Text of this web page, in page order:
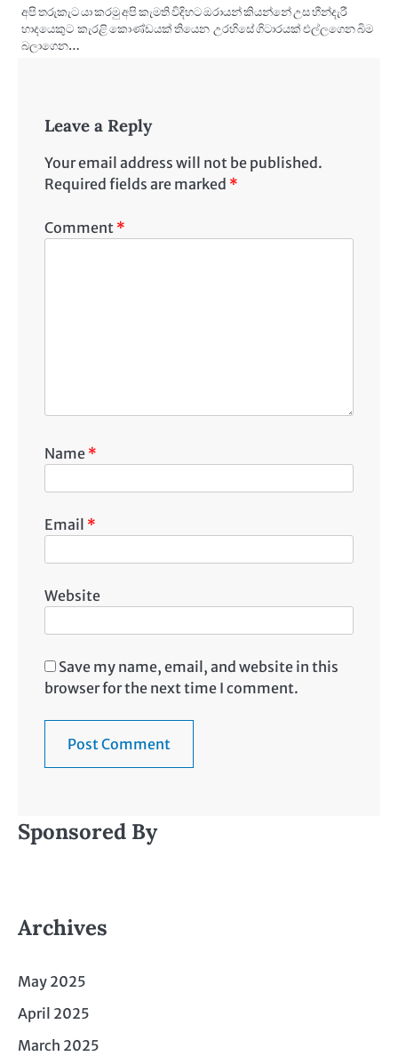
අපි තරුකැට යා කරමු අපි කැමති විදිහට ඔරායන් කියන්නේ උස හීන්දැරී
හාදයෙකුට කැරළි කොණ්ඩයක් තියෙන උරහිසේ ගිටාරයක් එල්ලගෙන බිම
බලාගෙන…
Leave a Reply
Your email address will not be published.
Required fields are marked *
Comment *
Name *
Email *
Website
Save my name, email, and website in this
browser for the next time I comment.
Sponsored By
Archives
May 2025
April 2025
March 2025